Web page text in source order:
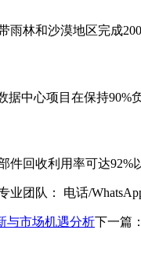
雨林和沙漠地区完成
中心项目在保持90%
件回收利用率可达92%
团队： 电话/WhatsApp
与市场机遇分析下一篇：